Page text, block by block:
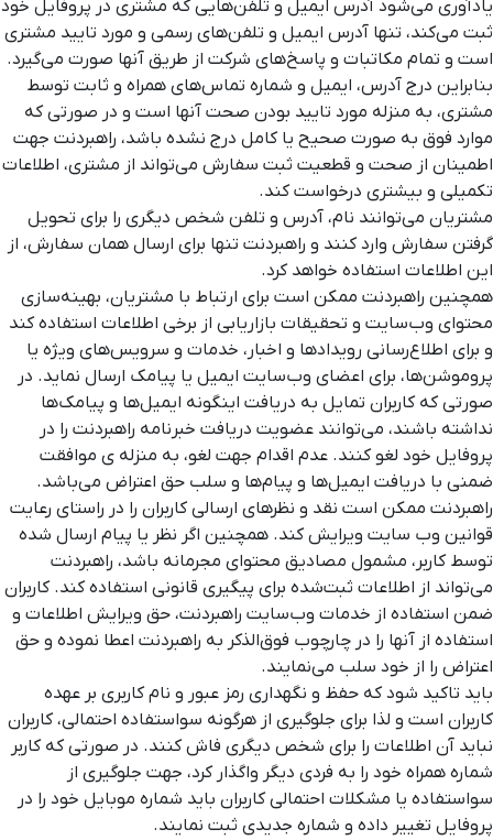
یادآوری می‌شود آدرس ایمیل و تلفن‌هایی که مشتری در پروفایل خود
ثبت می‌کند، تنها آدرس ایمیل و تلفن‌های رسمی و مورد تایید مشتری
است و تمام مکاتبات و پاسخ‌های شرکت از طریق آنها صورت می‌گیرد.
بنابراین درج آدرس، ایمیل و شماره تماس‌های همراه و ثابت توسط
مشتری، به منزله مورد تایید بودن صحت آنها است و در صورتی که
موارد فوق به صورت صحیح یا کامل درج نشده باشد، راهبردنت جهت
اطمینان از صحت و قطعیت ثبت سفارش می‌تواند از مشتری، اطلاعات
تکمیلی و بیشتری درخواست کند.
مشتریان می‌توانند نام، آدرس و تلفن شخص دیگری را برای تحویل
گرفتن سفارش وارد کنند و راهبردنت تنها برای ارسال همان سفارش، از
این اطلاعات استفاده خواهد کرد.
همچنین راهبردنت ممکن است برای ارتباط با مشتریان، بهینه‌سازی
محتوای وب‌سایت و تحقیقات بازاریابی از برخی اطلاعات استفاده کند
و برای اطلاع‌رسانی رویدادها و اخبار، خدمات و سرویس‌های ویژه یا
پروموشن‌ها، برای اعضای وب‌سایت ایمیل یا پیامک ارسال نماید. در
صورتی که کاربران تمایل به دریافت اینگونه ایمیل‌ها و پیامک‌ها
نداشته باشند، می‌توانند عضویت دریافت خبرنامه راهبردنت را در
پروفایل خود لغو کنند. عدم اقدام جهت لغو، به منزله ی موافقت
ضمنی با دریافت ایمیل‌ها و پیام‌ها و سلب حق اعتراض می‌باشد.
راهبردنت ممکن است نقد و نظرهای ارسالی کاربران را در راستای رعایت
قوانین وب سایت ویرایش کند. همچنین اگر نظر یا پیام ارسال شده
توسط کاربر، مشمول مصادیق محتوای مجرمانه باشد، راهبردنت
می‌تواند از اطلاعات ثبت‌شده برای پیگیری قانونی استفاده کند. کاربران
ضمن استفاده از خدمات وب‌سایت راهبردنت، حق ویرایش اطلاعات و
استفاده از آنها را در چارچوب فوق‌الذکر به راهبردنت اعطا نموده و حق
اعتراض را از خود سلب می‌نمایند.
باید تاکید شود که حفظ و نگهداری رمز عبور و نام کاربری بر عهده
کاربران است و لذا برای جلوگیری از هرگونه سواستفاده احتمالی، کاربران
نباید آن اطلاعات را برای شخص دیگری فاش کنند. در صورتی که کاربر
شماره همراه خود را به فردی دیگر واگذار کرد، جهت جلوگیری از
سواستفاده یا مشکلات احتمالی کاربران باید شماره موبایل خود را در
پروفایل تغییر داده و شماره جدیدی ثبت نمایند.